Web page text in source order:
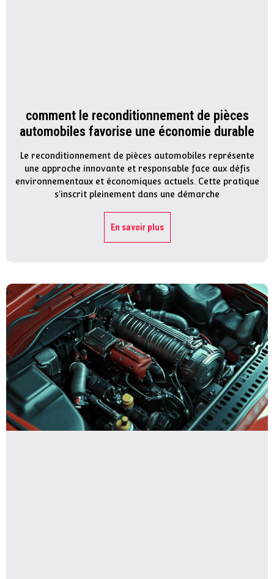
comment le reconditionnement de pièces
automobiles favorise une économie durable
Le reconditionnement de pièces automobiles représente
une approche innovante et responsable face aux défis
environnementaux et économiques actuels. Cette pratique
s'inscrit pleinement dans une démarche
En savoir plus